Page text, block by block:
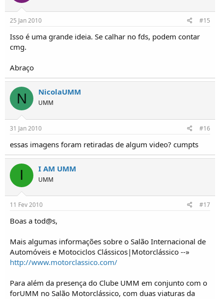
25 Jan 2010 #15
Isso é uma grande ideia. Se calhar no fds, podem contar
cmg.
Abraço
N NicolaUMM
UMM
31 Jan 2010 #16
essas imagens foram retiradas de algum video? cumpts
I I AM UMM
UMM
11 Fev 2010 #17
Boas a tod@s,
Mais algumas informações sobre o Salão Internacional de
Automóveis e Motociclos Clássicos|Motorclássico --»
http://www.motorclassico.com/
Para além da presença do Clube UMM em conjunto com o
forUMM no Salão Motorclássico, com duas viaturas da